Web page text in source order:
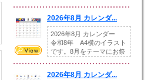
2026年8月 カレンダ...
2026年8月 カレンダー
令和8年 A4横のイラスト
です。8月をテーマにお祭
2026年8月 カレンダ...